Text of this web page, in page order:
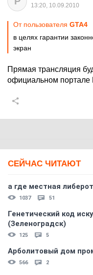
13:20, 10.09.2010
От пользователя GTA4
в целях гарантии
экран
Прямая трансляция
официальном портале
СЕЙЧАС ЧИТАЮТ
а где местная
1037 51
Генетический код
(Зеленоградск)
125 5
Арболитовый дом
566 2